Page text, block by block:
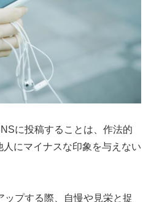
に投稿することは、作法的
にマイナスな印象を与えない
プする際、自慢や見栄と捉